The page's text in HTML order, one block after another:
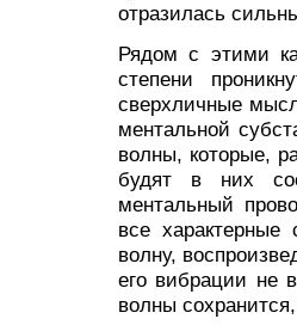
отразилась
Рядом с этими
степени
сверхличные
ментальной
волны, которые,
будят в них
ментальный
все
волну,
его вибрации не
волны